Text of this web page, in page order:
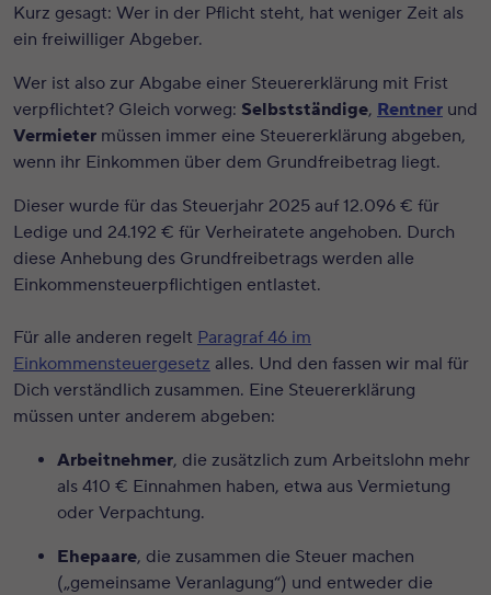
Kurz gesagt: Wer in der Pflicht steht, hat weniger Zeit als
ein freiwilliger Abgeber.
Wer ist also zur Abgabe einer Steuererklärung mit Frist
verpflichtet? Gleich vorweg: Selbstständige, Rentner und
Vermieter müssen immer eine Steuererklärung abgeben,
wenn ihr Einkommen über dem Grundfreibetrag liegt.
Dieser wurde für das Steuerjahr 2025 auf 12.096 € für
Ledige und 24.192 € für Verheiratete angehoben. Durch
diese Anhebung des Grundfreibetrags werden alle
Einkommensteuerpflichtigen entlastet.
Für alle anderen regelt Paragraf 46 im
Einkommensteuergesetz alles. Und den fassen wir mal für
Dich verständlich zusammen. Eine Steuererklärung
müssen unter anderem abgeben:
Arbeitnehmer, die zusätzlich zum Arbeitslohn mehr
als 410 € Einnahmen haben, etwa aus Vermietung
oder Verpachtung.
Ehepaare, die zusammen die Steuer machen
(„gemeinsame Veranlagung“) und entweder die